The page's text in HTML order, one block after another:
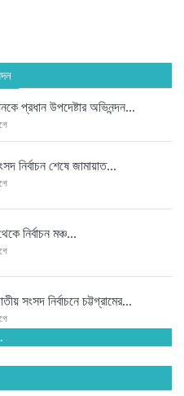
প্রধান উপদেষ্টার অভিনন্দন...
নির্বাচন শেষে জামায়াত...
নির্বাচন মঞ্চ...
সংসদ নির্বাচনে চট্টগ্রামের...
.